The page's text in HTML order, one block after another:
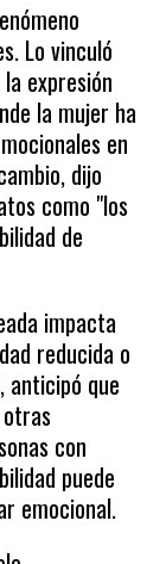
Lo vinculó
expresión
la mujer ha
en
dijo
como "los
de
impacta
reducida o
anticipó que
con
puede
emocional.